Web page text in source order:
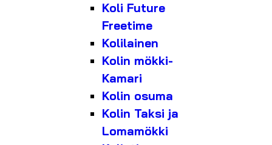
Koli Future
Freetime
Kolilainen
Kolin mökki-
Kamari
Kolin osuma
Kolin Taksi ja
Lomamökki